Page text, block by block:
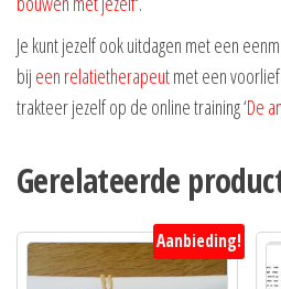
Je kunt jezelf ook uitdagen met een
bij een relatietherapeutmet een
trakteer jezelf op de online training ‘De
Gerelateerde
Aanbieding!